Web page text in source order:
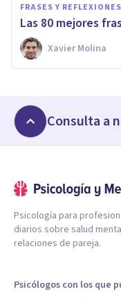
FRASES Y REFLEXIONES
Las 80 mejores
Xavier Molina
Consulta a
Psicología para
diarios sobre salud
relaciones de pareja.
Psicólogos con los que